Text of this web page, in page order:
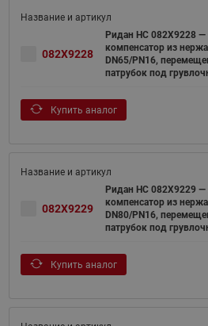
082X9228
Ридан НС 082X9228
компенсатор из
DN65/PN16,
патрубок под
Купить аналог
082X9229
Ридан НС 082X9229
компенсатор из
DN80/PN16,
патрубок под
Купить аналог